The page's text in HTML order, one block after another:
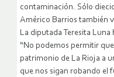
contaminación. Sólo
Américo Barrios también
La diputada Teresita Luna
“No podemos permitir
patrimonio de La Rioja a
que nos sigan robando el